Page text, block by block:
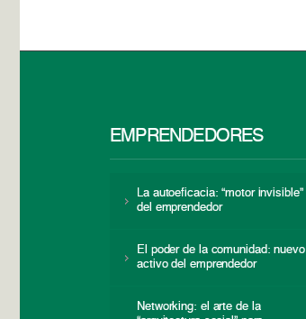
EMPRENDEDORES
La autoeficacia: “motor invisible”
del emprendedor
El poder de la comunidad: nuevo
activo del emprendedor
Networking: el arte de la